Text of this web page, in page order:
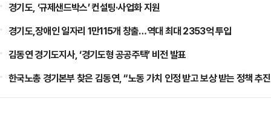
경기도, ‘규제샌드박스’ 컨설팅·사업화 지원
경기도,장애인 일자리 1만115개 창출…역대 최대 2353억 투입
김동연 경기도지사, ‘경기도형 공공주택’ 비전 발표
한국노총 경기본부 찾은 김동연, “노동 가치 인정 받고 보상 받는 정책 추